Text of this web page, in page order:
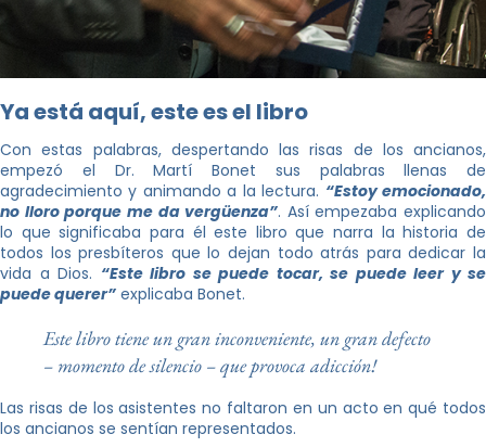
Ya está aquí, este es el libro
Con estas palabras, despertando las risas de los ancianos,
empezó el Dr. Martí Bonet sus palabras llenas de
agradecimiento y animando a la lectura. “Estoy emocionado,
no lloro porque me da vergüenza”. Así empezaba explicando
lo que significaba para él este libro que narra la historia de
todos los presbíteros que lo dejan todo atrás para dedicar la
vida a Dios. “Este libro se puede tocar, se puede leer y se
puede querer” explicaba Bonet.
Este libro tiene un gran inconveniente, un gran defecto
– momento de silencio – que provoca adicción!
Las risas de los asistentes no faltaron en un acto en qué todos
los ancianos se sentían representados.